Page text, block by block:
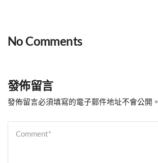
No Comments
發佈留言
發佈留言必須填寫的電子郵件地址不會公開。